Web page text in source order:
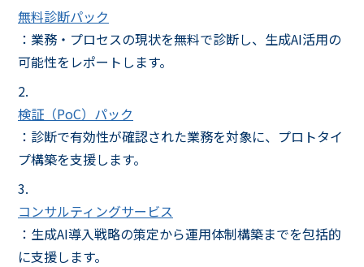
無料診断パック
：業務・プロセスの現状を無料で診断し、生成AI活用の
可能性をレポートします。
検証（PoC）パック
：診断で有効性が確認された業務を対象に、プロトタイ
プ構築を支援します。
コンサルティングサービス
：生成AI導入戦略の策定から運用体制構築までを包括的
に支援します。